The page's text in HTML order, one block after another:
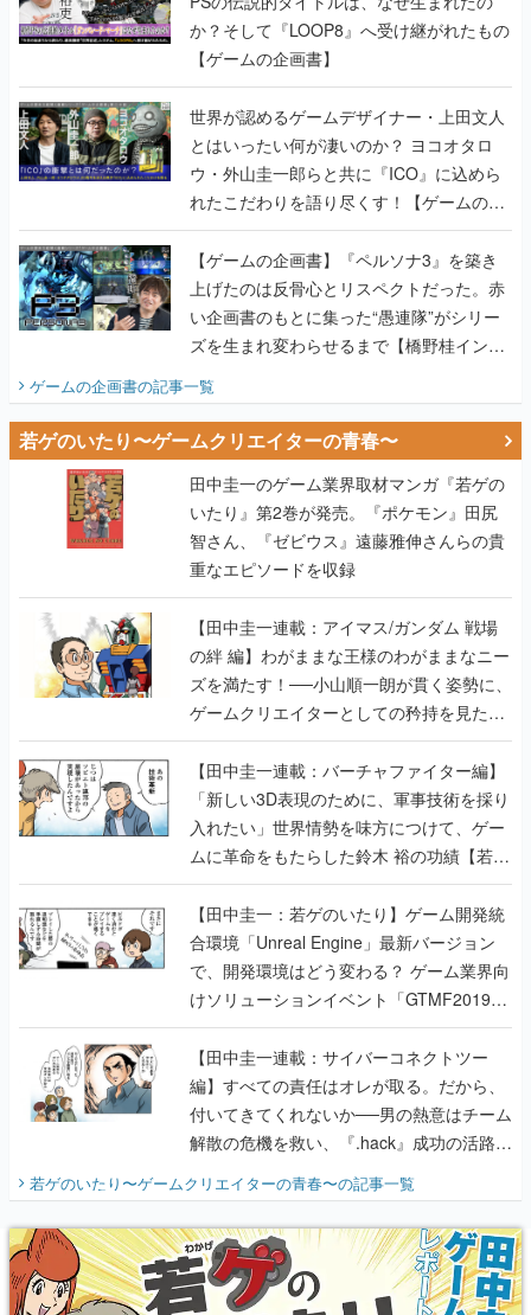
世界が認めるゲームデザイナー・上田文人
とはいったい何が凄いのか？ ヨコオタロ
ウ・外山圭一郎らと共に『ICO』に込めら
れたこだわりを語り尽くす！【ゲームの企
画書】
【ゲームの企画書】『ペルソナ3』を築き
上げたのは反骨心とリスペクトだった。赤
い企画書のもとに集った“愚連隊”がシリー
ズを生まれ変わらせるまで【橋野桂インタ
ビュー】
ゲームの企画書の記事一覧
若ゲのいたり〜ゲームクリエイターの青春〜
田中圭一のゲーム業界取材マンガ『若ゲの
いたり』第2巻が発売。『ポケモン』田尻
智さん、『ゼビウス』遠藤雅伸さんらの貴
重なエピソードを収録
【田中圭一連載：アイマス/ガンダム 戦場
の絆 編】わがままな王様のわがままなニー
ズを満たす！──小山順一朗が貫く姿勢に、
ゲームクリエイターとしての矜持を見た
【若ゲのいたり最終回】
【田中圭一連載：バーチャファイター編】
「新しい3D表現のために、軍事技術を採り
入れたい」世界情勢を味方につけて、ゲー
ムに革命をもたらした鈴木 裕の功績【若ゲ
のいたり】
【田中圭一：若ゲのいたり】ゲーム開発統
合環境「Unreal Engine」最新バージョン
で、開発環境はどう変わる？ ゲーム業界向
けソリューションイベント「GTMF2019」
に行って、より理解を深めよう【PR】
【田中圭一連載：サイバーコネクトツー
編】すべての責任はオレが取る。だから、
付いてきてくれないか──男の熱意はチーム
解散の危機を救い、『.hack』成功の活路を
開く。業界の快男児・松山 洋に流れる血は
『少年ジャンプ』色だった【若ゲのいた
り】
若ゲのいたり〜ゲームクリエイターの青春〜の記事一覧